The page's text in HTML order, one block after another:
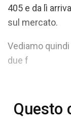
405 e da lì
sul mercato.
Vediamo
due f
Questo